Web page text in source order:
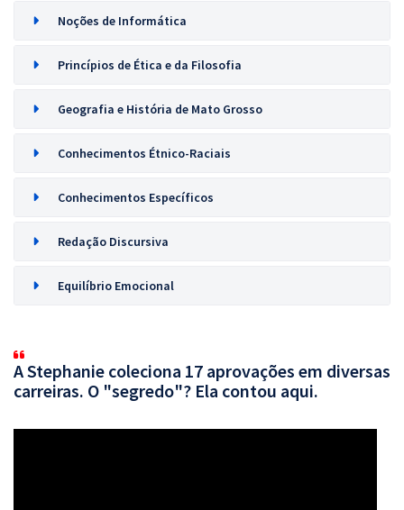
Noções de Informática
Princípios de Ética e da Filosofia
Geografia e História de Mato Grosso
Conhecimentos Étnico-Raciais
Conhecimentos Específicos
Redação Discursiva
Equilíbrio Emocional
A Stephanie coleciona 17 aprovações em diversas
carreiras. O "segredo"? Ela contou aqui.